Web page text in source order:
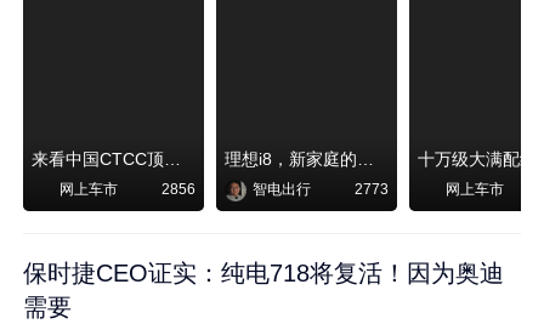
网上车市 2856 智电出行 2773 网上车市
保时捷CEO证实：纯电718将复活！因为奥迪
需要